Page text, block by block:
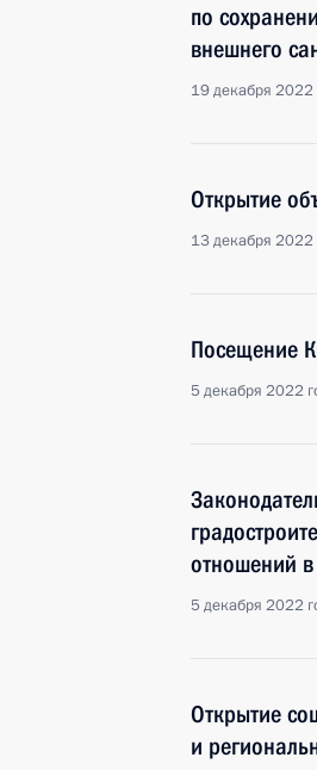
по
внешнего
19 декабря 2022
Открытие
13 декабря 2022
Посещение
5 декабря 2022
отношений в
5 декабря 2022
Открытие
и